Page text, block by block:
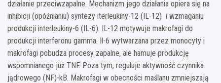
działanie przeciwzapalne. Mechanizm jego działania opiera się na
inhibicji (opóźnianiu) syntezy iterleukiny-12 (IL-12) i wzmaganiu
produkcji interleukiny-6 (IL-6). IL-12 motywuje makrofagi do
produkcji interferonu gamma. Il-6 wytwarzana przez monocyty i
makrofagi pobudza procesy zapalne, ale hamuje produkcję
wspomnianego już TNF. Poza tym, reguluje aktywność czynnika
jądrowego (NF)-kB. Makrofagi w obecności maślanu zmniejszają